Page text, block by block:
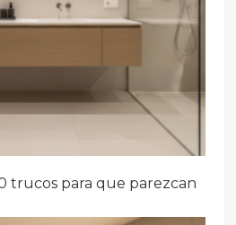
trucos para que parezcan